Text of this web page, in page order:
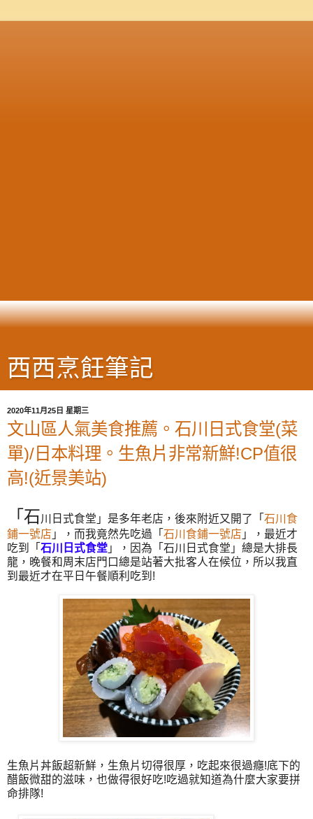
西西烹飪筆記
2020年11月25日 星期三
文山區人氣美食推薦。石川日式食堂(菜
單)/日本料理。生魚片非常新鮮!CP值很
高!(近景美站)
「 石川日式食堂 」 是多年老店，後來附近又開了「 石川食
鋪一號店 」，而我竟然先吃過 「 石川食鋪一號店 」，最近才
吃到
「 石川日式食堂 」，因為 「 石川日式食堂 」總是大排長
龍，晚餐和周末店門口總是站著大批客人在候位，所以我直
到最近才在平日午餐順利吃到!
生魚片丼飯超新鮮，生魚片切得很厚，吃起來很過癮!底下的
醋飯微甜的滋味，也做得很好吃!吃過就知道為什麼大家要拼
命排隊!